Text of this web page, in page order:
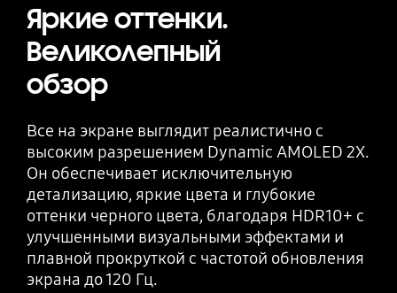
Яркие оттенки.
Великолепный
обзор
Все на экране выглядит реалистично с
высоким разрешением Dynamic AMOLED 2X.
Он обеспечивает исключительную
детализацию, яркие цвета и глубокие
оттенки черного цвета, благодаря HDR10+ с
улучшенными визуальными эффектами и
плавной прокруткой с частотой обновления
экрана до 120 Гц.